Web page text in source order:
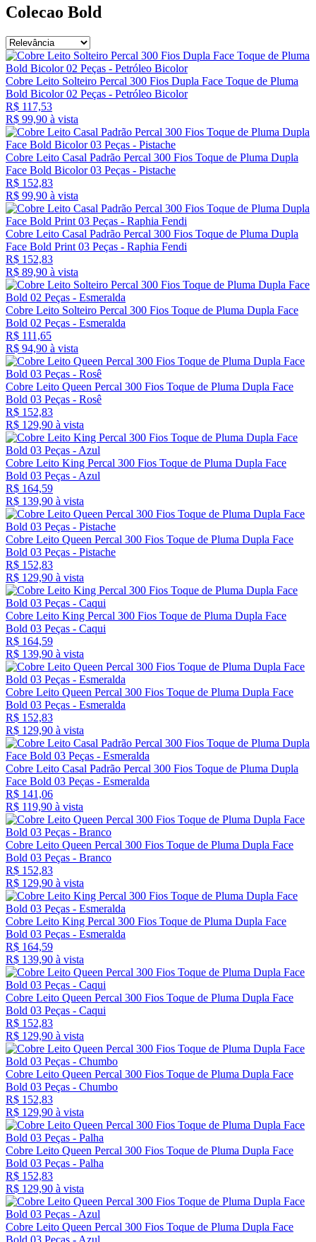
Colecao Bold
Cobre Leito Solteiro Percal 300 Fios Dupla Face Toque de Pluma
Bold Bicolor 02 Peças - Petróleo Bicolor
R$ 117,53
R$ 99,90 à vista
Cobre Leito Casal Padrão Percal 300 Fios Toque de Pluma Dupla
Face Bold Bicolor 03 Peças - Pistache
R$ 152,83
R$ 99,90 à vista
Cobre Leito Casal Padrão Percal 300 Fios Toque de Pluma Dupla
Face Bold Print 03 Peças - Raphia Fendi
R$ 152,83
R$ 89,90 à vista
Cobre Leito Solteiro Percal 300 Fios Toque de Pluma Dupla Face
Bold 02 Peças - Esmeralda
R$ 111,65
R$ 94,90 à vista
Cobre Leito Queen Percal 300 Fios Toque de Pluma Dupla Face
Bold 03 Peças - Rosê
R$ 152,83
R$ 129,90 à vista
Cobre Leito King Percal 300 Fios Toque de Pluma Dupla Face
Bold 03 Peças - Azul
R$ 164,59
R$ 139,90 à vista
Cobre Leito Queen Percal 300 Fios Toque de Pluma Dupla Face
Bold 03 Peças - Pistache
R$ 152,83
R$ 129,90 à vista
Cobre Leito King Percal 300 Fios Toque de Pluma Dupla Face
Bold 03 Peças - Caqui
R$ 164,59
R$ 139,90 à vista
Cobre Leito Queen Percal 300 Fios Toque de Pluma Dupla Face
Bold 03 Peças - Esmeralda
R$ 152,83
R$ 129,90 à vista
Cobre Leito Casal Padrão Percal 300 Fios Toque de Pluma Dupla
Face Bold 03 Peças - Esmeralda
R$ 141,06
R$ 119,90 à vista
Cobre Leito Queen Percal 300 Fios Toque de Pluma Dupla Face
Bold 03 Peças - Branco
R$ 152,83
R$ 129,90 à vista
Cobre Leito King Percal 300 Fios Toque de Pluma Dupla Face
Bold 03 Peças - Esmeralda
R$ 164,59
R$ 139,90 à vista
Cobre Leito Queen Percal 300 Fios Toque de Pluma Dupla Face
Bold 03 Peças - Caqui
R$ 152,83
R$ 129,90 à vista
Cobre Leito Queen Percal 300 Fios Toque de Pluma Dupla Face
Bold 03 Peças - Chumbo
R$ 152,83
R$ 129,90 à vista
Cobre Leito Queen Percal 300 Fios Toque de Pluma Dupla Face
Bold 03 Peças - Palha
R$ 152,83
R$ 129,90 à vista
Cobre Leito Queen Percal 300 Fios Toque de Pluma Dupla Face
Bold 03 Peças - Azul